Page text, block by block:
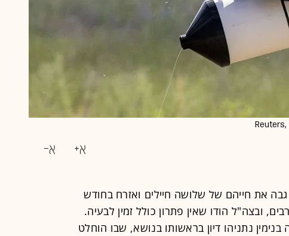
את חייהם של שלושה חיילים ואזרח בחודש
ובצה"ל הודו שאין פתרון כולל זמין לבעיה.
נתניהו דיון בראשותו בנושא, שבו הוחלט